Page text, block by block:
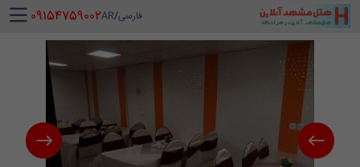
فارسی/
AR
‪ 09154759002